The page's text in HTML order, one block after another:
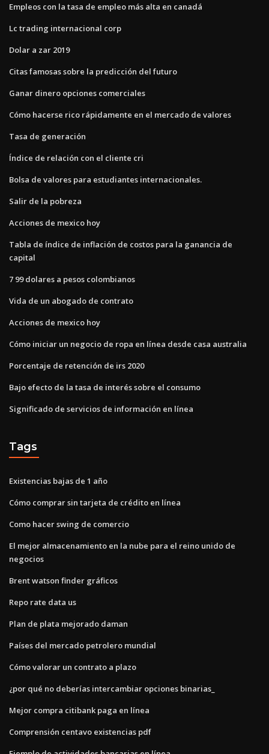
Empleos con la tasa de empleo más alta en canadá
Lc trading internacional corp
Dolar a zar 2019
Citas famosas sobre la predicción del futuro
Ganar dinero opciones comerciales
Cómo hacerse rico rápidamente en el mercado de valores
Tasa de generación
Índice de relación con el cliente cri
Bolsa de valores para estudiantes internacionales.
Salir de la pobreza
Acciones de mexico hoy
Tabla de índice de inflación de costos para la ganancia de
capital
7 99 dolares a pesos colombianos
Vida de un abogado de contrato
Acciones de mexico hoy
Cómo iniciar un negocio de ropa en línea desde casa australia
Porcentaje de retención de irs 2020
Bajo efecto de la tasa de interés sobre el consumo
Significado de servicios de información en línea
Tags
Existencias bajas de 1 año
Cómo comprar sin tarjeta de crédito en línea
Como hacer swing de comercio
El mejor almacenamiento en la nube para el reino unido de
negocios
Brent watson finder gráficos
Repo rate data us
Plan de plata mejorado daman
Países del mercado petrolero mundial
Cómo valorar un contrato a plazo
¿por qué no deberías intercambiar opciones binarias_
Mejor compra citibank paga en línea
Comprensión centavo existencias pdf